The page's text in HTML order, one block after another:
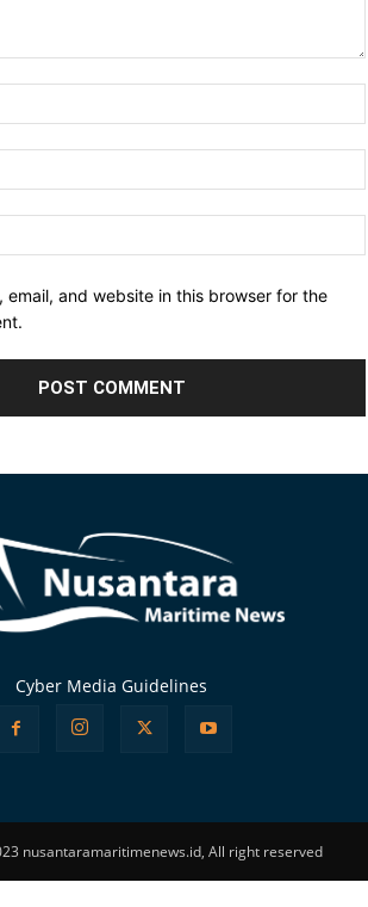
email, and website in this browser for the
Cyber Media Guidelines
nusantaramaritimenews.id, All right reserved